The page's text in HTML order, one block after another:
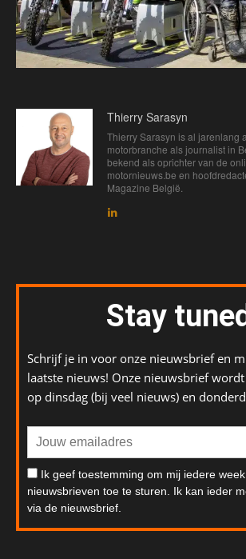
Thierry Sarasyn
Thierry Sarasyn is al jarenlang
motorbranche als journalist in
bekend als oprichter van de
motornieuws.be en
Magazine België.
Stay tuned
Schrijf je in voor onze nieuwsbrief en
laatste nieuws! Onze nieuwsbrief
op dinsdag (bij veel nieuws) en
Ik geef toestemming om mij iedere week
nieuwsbrieven toe te sturen. Ik kan ieder
via de nieuwsbrief.